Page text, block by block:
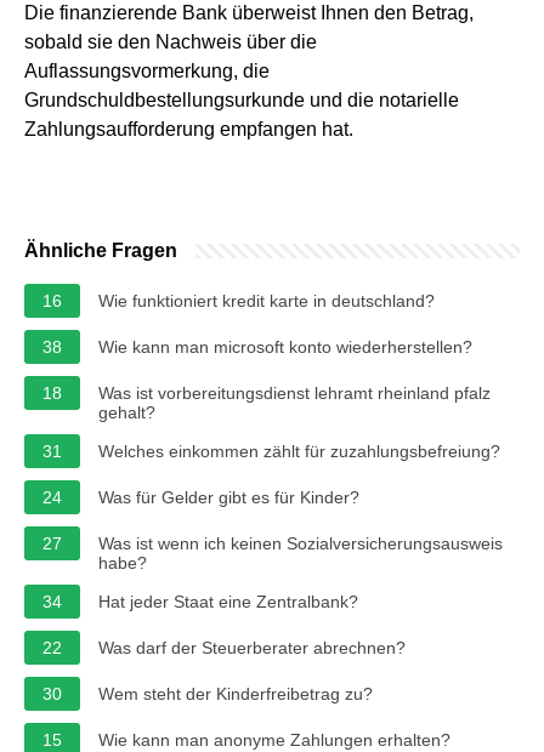
Die finanzierende Bank überweist Ihnen den Betrag,
sobald sie den Nachweis über die
Auflassungsvormerkung, die
Grundschuldbestellungsurkunde und die notarielle
Zahlungsaufforderung empfangen hat.
Ähnliche Fragen
16 Wie funktioniert kredit karte in deutschland?
38 Wie kann man microsoft konto wiederherstellen?
18
Was ist vorbereitungsdienst lehramt rheinland pfalz
gehalt?
31
Welches einkommen zählt für zuzahlungsbefreiung?
24 Was für Gelder gibt es für Kinder?
27
Was ist wenn ich keinen Sozialversicherungsausweis
habe?
34
Hat jeder Staat eine Zentralbank?
22 Was darf der Steuerberater abrechnen?
30 Wem steht der Kinderfreibetrag zu?
15 Wie kann man anonyme Zahlungen erhalten?